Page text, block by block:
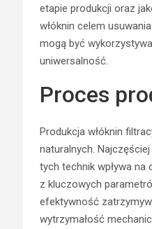
etapie produkcji oraz
włóknin celem
mogą być
uniwersalność.
Proces
Produkcja włóknin
naturalnych.
tych technik wpływa
z kluczowych
efektywność
wytrzymałość